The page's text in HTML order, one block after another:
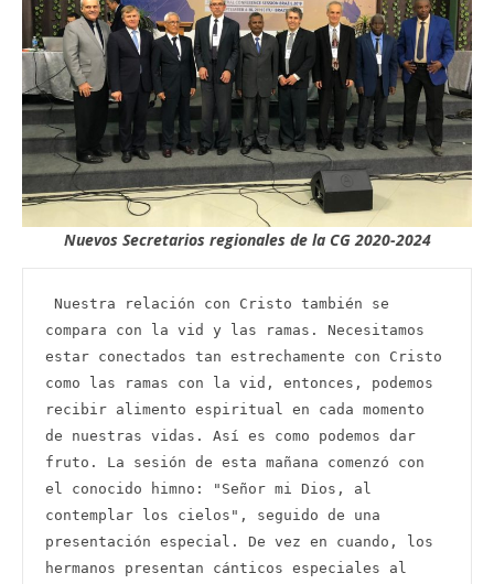
Nuevos Secretarios regionales de la CG 2020-2024
compara con la vid y las ramas. Necesitamos
estar conectados tan estrechamente con Cristo
como las ramas con la vid, entonces, podemos
recibir alimento espiritual en cada momento
de nuestras vidas. Así es como podemos dar
fruto. La sesión de esta mañana comenzó con
el conocido himno: "Señor mi Dios, al
contemplar los cielos", seguido de una
presentación especial. De vez en cuando, los
hermanos presentan cánticos especiales al